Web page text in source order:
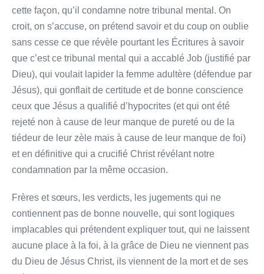
cette façon, qu’il condamne notre tribunal mental. On
croit, on s’accuse, on prétend savoir et du coup on oublie
sans cesse ce que révèle pourtant les Écritures à savoir
que c’est ce tribunal mental qui a accablé Job (justifié par
Dieu), qui voulait lapider la femme adultère (défendue par
Jésus), qui gonflait de certitude et de bonne conscience
ceux que Jésus a qualifié d’hypocrites (et qui ont été
rejeté non à cause de leur manque de pureté ou de la
tiédeur de leur zèle mais à cause de leur manque de foi)
et en définitive qui a crucifié Christ révélant notre
condamnation par la même occasion.
Frères et sœurs, les verdicts, les jugements qui ne
contiennent pas de bonne nouvelle, qui sont logiques
implacables qui prétendent expliquer tout, qui ne laissent
aucune place à la foi, à la grâce de Dieu ne viennent pas
du Dieu de Jésus Christ, ils viennent de la mort et de ses